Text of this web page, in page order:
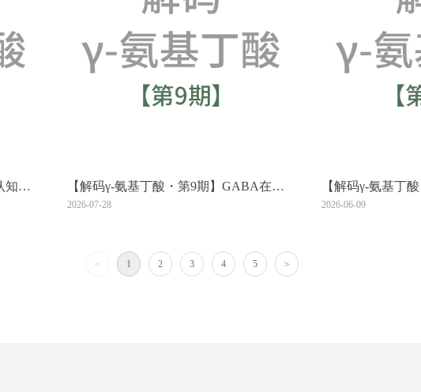
知
【解码γ-氨基丁酸・第9期】GABA在淀
粉基食品中的调控潜力
2026-07-28
【解码γ-氨基丁
膳食GABA通过激
2026-06-09
< 1 2 3 4 5 >